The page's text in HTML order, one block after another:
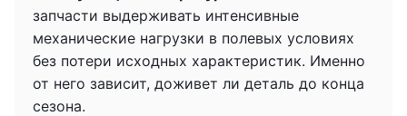
запчасти выдерживать интенсивные
механические нагрузки в полевых условиях
без потери исходных характеристик. Именно
от него зависит, доживет ли деталь до конца
сезона.